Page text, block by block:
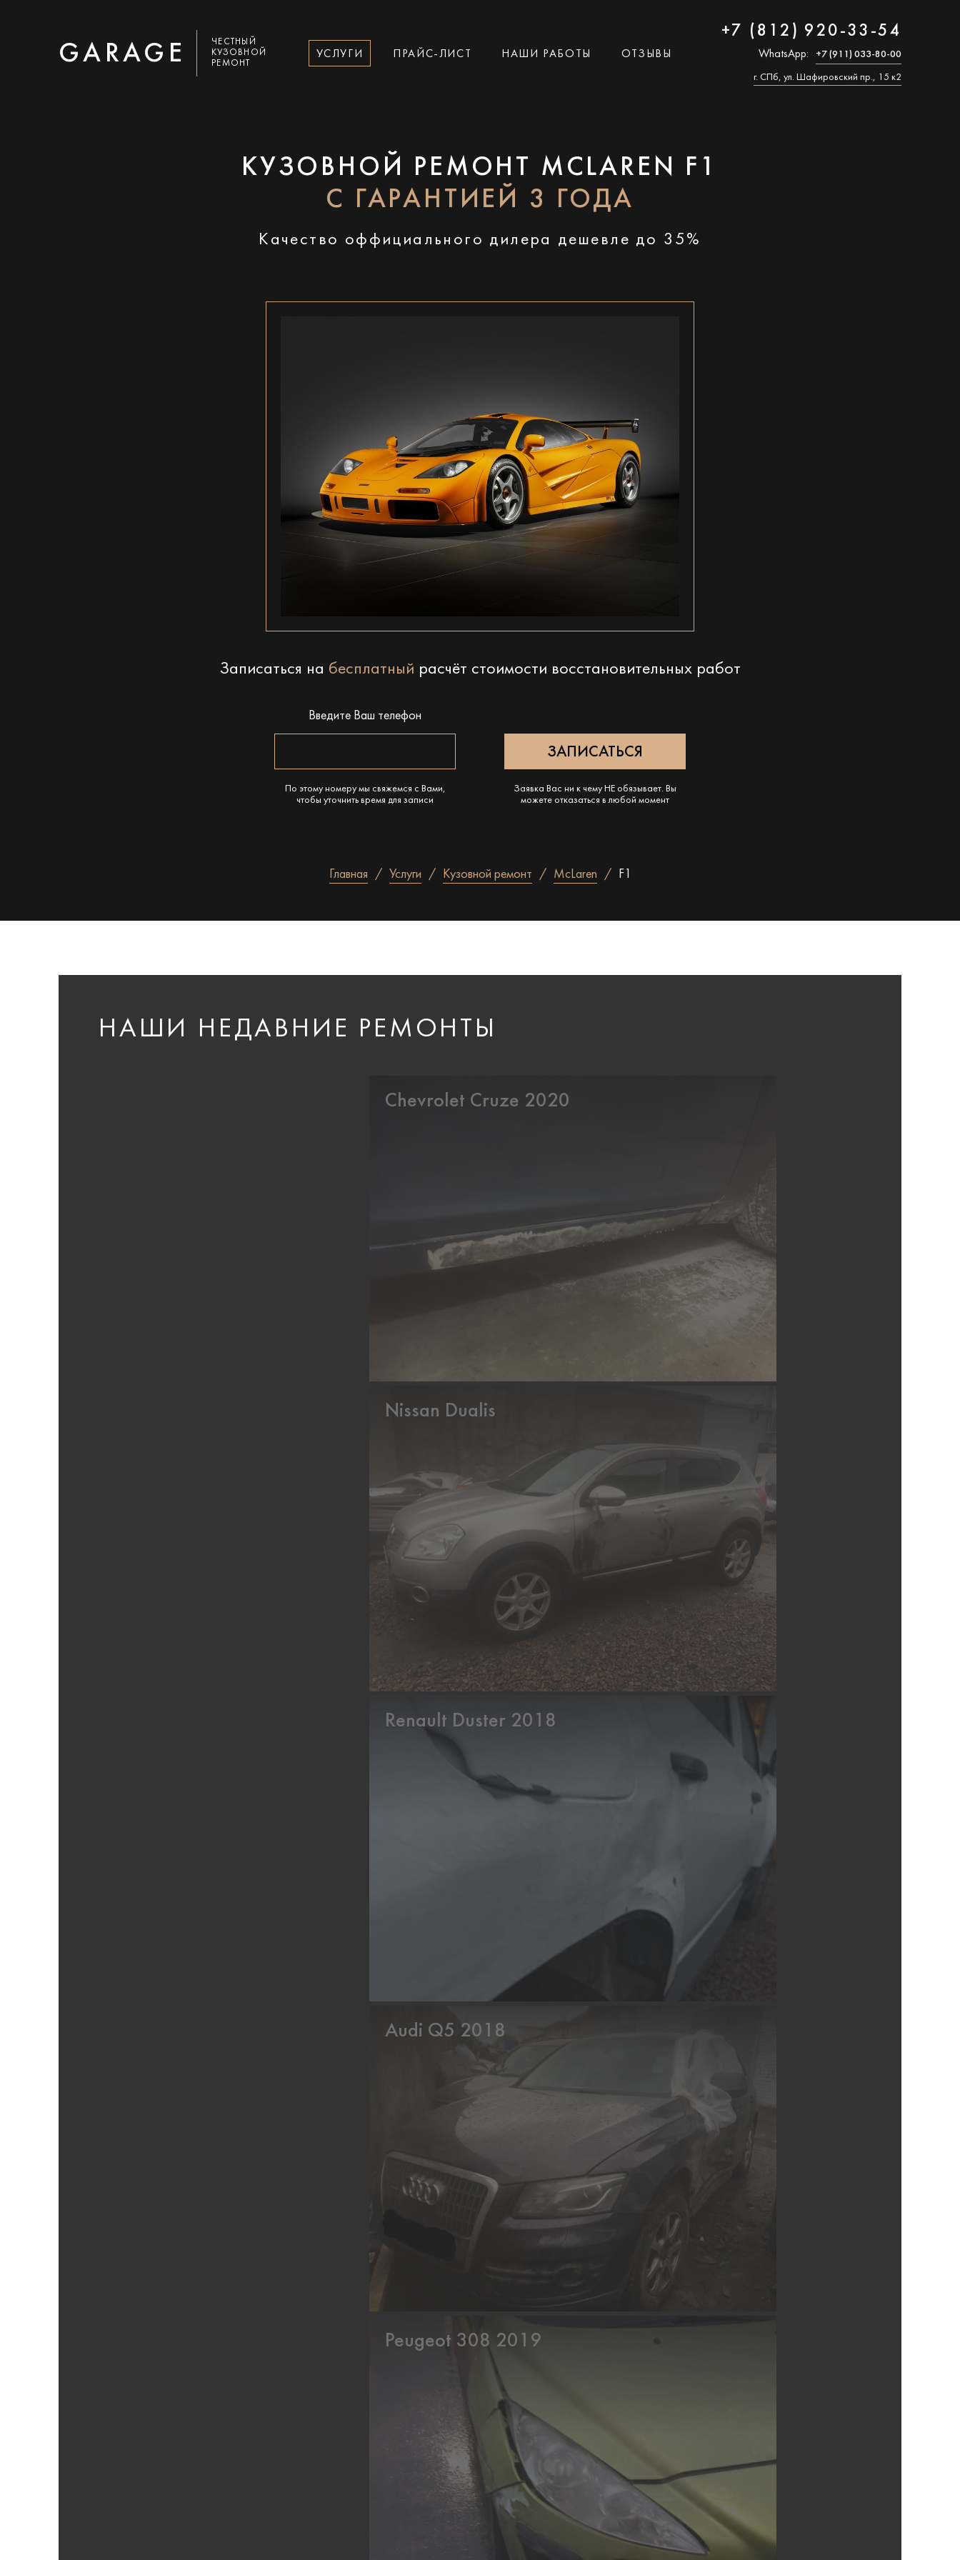
GARAGE
ЧЕСТНЫЙ
КУЗОВНОЙ
РЕМОНТ
УСЛУГИ ПРАЙС-ЛИСТ НАШИ РАБОТЫ ОТЗЫВЫ
+7 (812) 920-33-54
WhatsApp: +7 (911) 033-80-00
г. СПб, ул. Шафировский пр., 15 к2
КУЗОВНОЙ РЕМОНТ MCLAREN F1
С ГАРАНТИЕЙ 3 ГОДА
Качество оффициального дилера дешевле до 35%
Записаться на бесплатный расчёт стоимости восстановительных работ
Введите Ваш телефон
По этому номеру мы свяжемся с Вами,
чтобы уточнить время для записи
Заявка Вас ни к чему НЕ обязывает. Вы
можете отказаться в любой момент
Главная Услуги Кузовной ремонт McLaren F1
НАШИ НЕДАВНИЕ РЕМОНТЫ
Chevrolet Cruze 2020
Nissan Dualis
Renault Duster 2018
Audi Q5 2018
Peugeot 308 2019